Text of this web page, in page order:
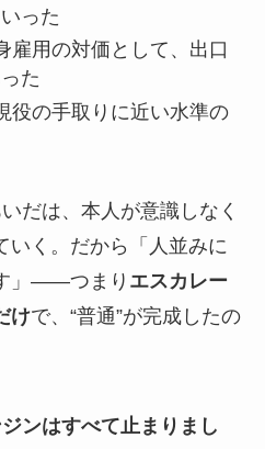
った
用の対価として、出口
た
の手取りに近い水準の
だは、本人が意識しなく
いく。だから「人並みに
」――つまり エスカレー
けで、“普通”が完成したの
ンはすべて止まりまし